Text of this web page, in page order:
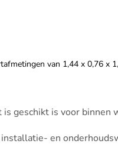
van 1,44 x 0,76 x
geschikt is voor
en